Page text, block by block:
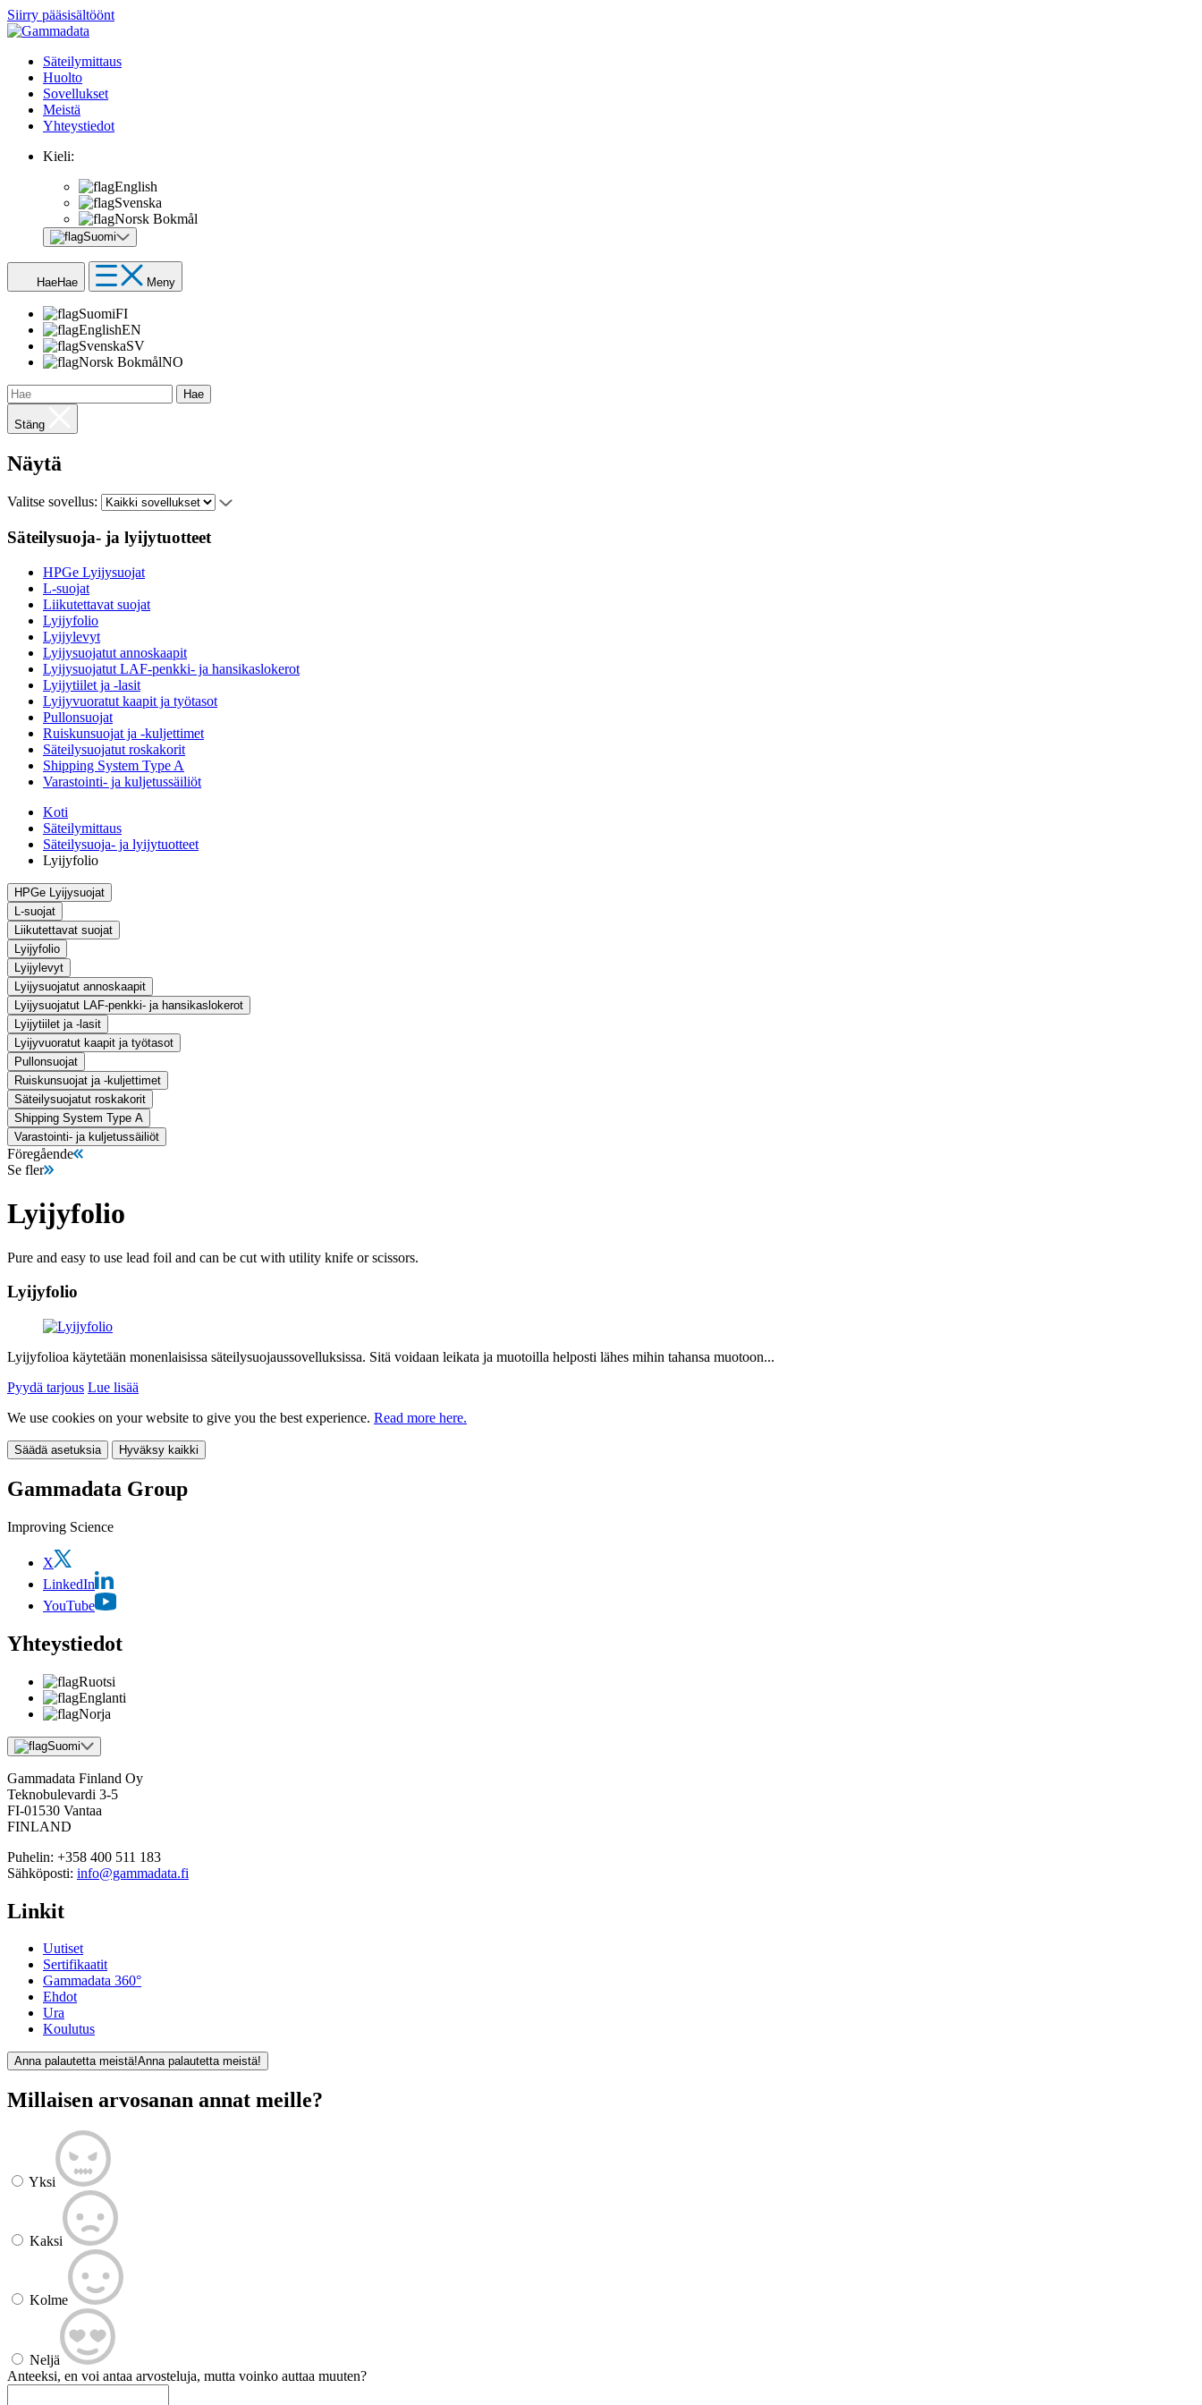
Siirry pääsisältöönt
Säteilymittaus
Huolto
Sovellukset
Meistä
Yhteystiedot
Kieli:
English
Svenska
Norsk Bokmål
Suomi
HaeHae Meny
SuomiFI
EnglishEN
SvenskaSV
Norsk BokmålNO
Hae
Stäng
Näytä
Valitse sovellus:
Säteilysuoja- ja lyijytuotteet
HPGe Lyijysuojat
L-suojat
Liikutettavat suojat
Lyijyfolio
Lyijylevyt
Lyijysuojatut annoskaapit
Lyijysuojatut LAF-penkki- ja hansikaslokerot
Lyijytiilet ja -lasit
Lyijyvuoratut kaapit ja työtasot
Pullonsuojat
Ruiskunsuojat ja -kuljettimet
Säteilysuojatut roskakorit
Shipping System Type A
Varastointi- ja kuljetussäiliöt
Koti
Säteilymittaus
Säteilysuoja- ja lyijytuotteet
Lyijyfolio
HPGe Lyijysuojat
L-suojat
Liikutettavat suojat
Lyijyfolio
Lyijylevyt
Lyijysuojatut annoskaapit
Lyijysuojatut LAF-penkki- ja hansikaslokerot
Lyijytiilet ja -lasit
Lyijyvuoratut kaapit ja työtasot
Pullonsuojat
Ruiskunsuojat ja -kuljettimet
Säteilysuojatut roskakorit
Shipping System Type A
Varastointi- ja kuljetussäiliöt
Föregående
Se fler
Lyijyfolio
Pure and easy to use lead foil and can be cut with utility knife or scissors.
Lyijyfolio
Lyijyfolioa käytetään monenlaisissa säteilysuojaussovelluksissa. Sitä voidaan leikata ja muotoilla helposti lähes mihin tahansa muotoon...
Pyydä tarjous Lue lisää
We use cookies on your website to give you the best experience. Read more here.
Säädä asetuksia Hyväksy kaikki
Gammadata Group
Improving Science
X
LinkedIn
YouTube
Yhteystiedot
Ruotsi
Englanti
Norja
Suomi
Gammadata Finland Oy
Teknobulevardi 3-5
FI-01530 Vantaa
FINLAND
Puhelin: +358 400 511 183
Sähköposti: info@gammadata.fi
Linkit
Uutiset
Sertifikaatit
Gammadata 360°
Ehdot
Ura
Koulutus
Anna palautetta meistä!Anna palautetta meistä!
Millaisen arvosanan annat meille?
Yksi
Kaksi
Kolme
Neljä
Anteeksi, en voi antaa arvosteluja, mutta voinko auttaa muuten?